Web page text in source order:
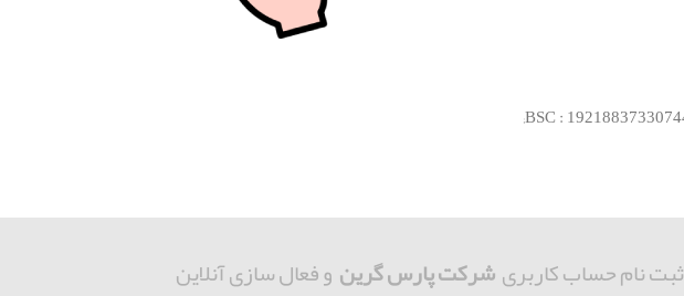
ثبت نام حساب کاربریشرکت پارس گرین و فعال سازی آنلاین